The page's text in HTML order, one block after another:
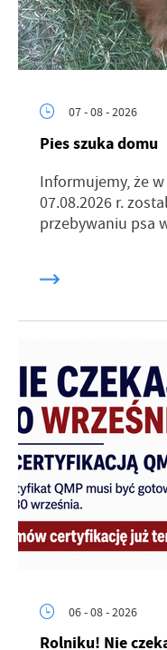
07 - 08 - 2026
Pies szuka domu
Informujemy, że
07.08.2026 r.
przebywaniu psa
06 - 08 - 2026
Rolniku! Nie